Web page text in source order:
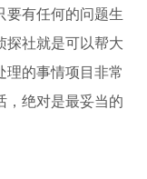
要有任何的问题生
探社就是可以帮大
理的事情项目非常
，绝对是最妥当的